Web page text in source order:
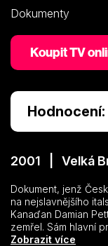
Dokumenty
Koupit TV
Hodnocení:
2001 | Velká
Dokument, jenž
na nejslavnějšího
Kanaďan Damian
zemřel. Sám hlavní
to nejdelší a
Zobrazit více